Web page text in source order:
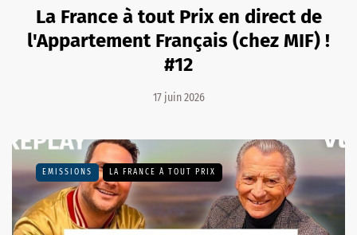
La France à tout Prix en direct de
l'Appartement Français (chez MIF) !
#12
17 juin 2026
EMISSIONS LA FRANCE À TOUT PRIX